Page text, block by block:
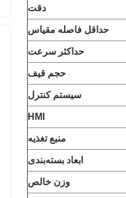
دقت
حداقل فاصله مقیاس
حداکثر سرعت
حجم قیف
سیستم کنترل
HMI
منبع تغذیه
ابعاد بسته‌بندی
وزن خالص